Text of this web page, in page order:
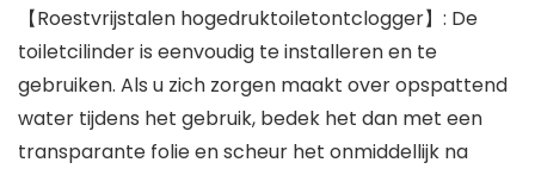
【Roestvrijstalen hogedruktoiletontclogger】: De
toiletcilinder is eenvoudig te installeren en te
gebruiken. Als u zich zorgen maakt over opspattend
water tijdens het gebruik, bedek het dan met een
transparante folie en scheur het onmiddellijk na